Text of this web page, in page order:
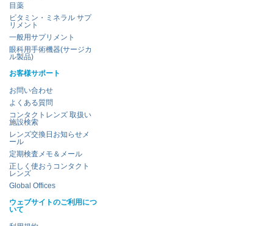
目薬
ビタミン・ミネラル サプ
リメント
一般用サプリメント
眼科用手術機器(サージカ
ル製品)
お客様サポート
お問い合わせ
よくある質問
コンタクトレンズ 取扱い
施設検索
レンズ交換日お知らせメ
ール
定期検査メモ＆メール
正しく使おうコンタクト
レンズ
Global Offices
ウェブサイトのご利用につ
いて